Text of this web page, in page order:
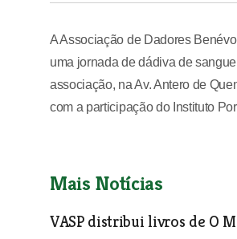
A Associação de Dadores
uma jornada de dádiva de
associação, na Av. Antero de
com a participação do Instituto
Mais Notícias
VASP distribui livros de O